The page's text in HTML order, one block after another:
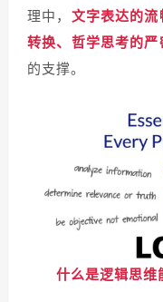
理中， 文字表达的
转换、哲学思考的严
的支撑。
什么是逻辑思维